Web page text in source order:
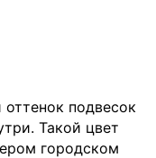
подвесок
Такой цвет
городском